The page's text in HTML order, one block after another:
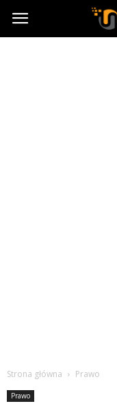
Activisio.pl
Strona główna Prawo
Prawo